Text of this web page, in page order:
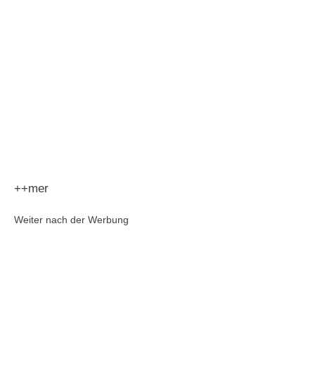
++mer
Weiter nach der Werbung